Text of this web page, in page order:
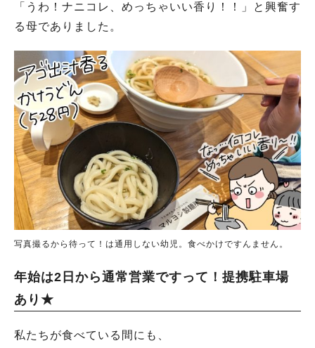
「うわ！ナニコレ、めっちゃいい香り！！」と興奮す
る母でありました。
写真撮るから待って！は通用しない幼児。食べかけですんません。
年始は2日から通常営業ですって！提携駐車場
あり★
私たちが食べている間にも、